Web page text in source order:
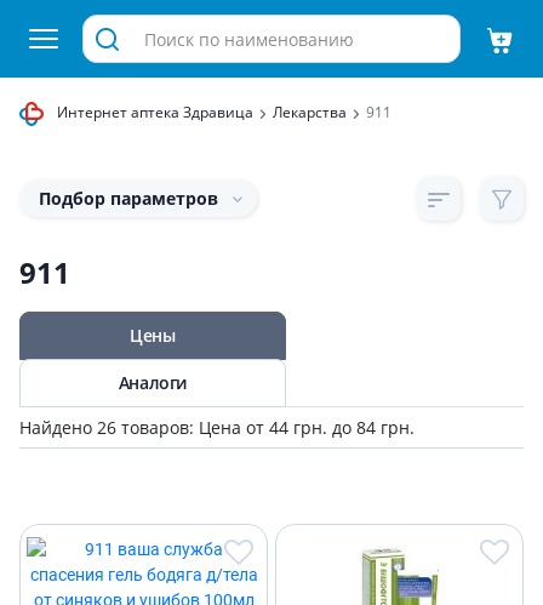
Интернет аптека Здравица Лекарства 911
Подбор параметров
911
Цены
Аналоги
Найдено 26 товаров: Цена от 44 грн. до 84 грн.